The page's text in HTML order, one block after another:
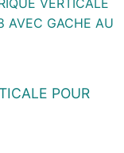
POUR